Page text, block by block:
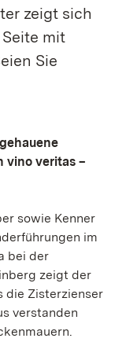
zeigt sich
mit
Sie
vino veritas –
sowie Kenner
im
bei der
zeigt der
die Zisterzienser
verstanden